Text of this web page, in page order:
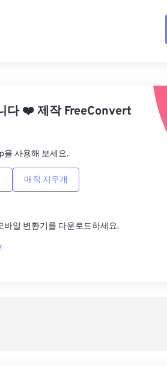
다❤️제작FreeConvert
을 사용해 보세요.
매직 지우개
바일 변환기를 다운로드하세요.